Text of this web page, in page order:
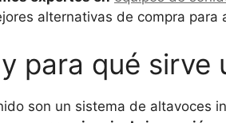
alternativas de compra
para qué sirve
son un sistema de altavoces